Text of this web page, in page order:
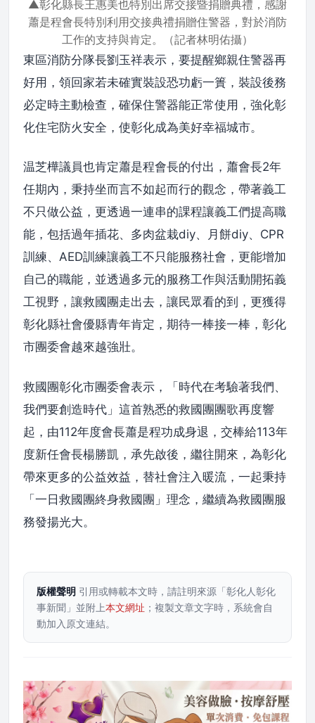
▲彰化縣長王惠美也特別出席交接暨捐贈典禮，感謝
蕭是程會長特別利用交接典禮捐贈住警器，對於消防
工作的支持與肯定。（記者林明佑攝）
東區消防分隊長劉玉祥表示，要提醒鄉親住警器再
好用，領回家若未確實裝設恐功虧一簣，裝設後務
必定時主動檢查，確保住警器能正常使用，強化彰
化住宅防火安全，使彰化成為美好幸福城市。
温芝樺議員也肯定蕭是程會長的付出，蕭會長2年
任期內，秉持坐而言不如起而行的觀念，帶著義工
不只做公益，更透過一連串的課程讓義工們提高職
能，包括過年插花、多肉盆栽diy、月餅diy、CPR
訓練、AED訓練讓義工不只能服務社會，更能增加
自己的職能，並透過多元的服務工作與活動開拓義
工視野，讓救國團走出去，讓民眾看的到，更獲得
彰化縣社會優縣青年肯定，期待一棒接一棒，彰化
市團委會越來越強壯。
救國團彰化市團委會表示，「時代在考驗著我們、
我們要創造時代」這首熟悉的救國團團歌再度響
起，由112年度會長蕭是程功成身退，交棒給113年
度新任會長楊勝凱，承先啟後，繼往開來，為彰化
帶來更多的公益效益，替社會注入暖流，一起秉持
「一日救國團終身救國團」理念，繼續為救國團服
務發揚光大。
版權聲明 引用或轉載本文時，請註明來源「彰化人彰化
事新聞」並附上本文網址 ；複製文章文字時，系統會自
動加入原文連結。